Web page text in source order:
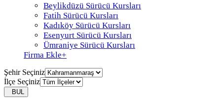
Beylikdüzü Sürücü Kursları
Fatih Sürücü Kursları
Kadıköy Sürücü Kursları
Esenyurt Sürücü Kursları
Ümraniye Sürücü Kursları
Firma Ekle+
Şehir Seçiniz
İlçe Seçiniz
BUL